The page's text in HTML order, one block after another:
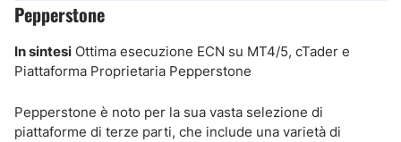
Pepperstone
In sintesi Ottima esecuzione ECN su MT4/5, cTader e
Piattaforma Proprietaria Pepperstone
Pepperstone è noto per la sua vasta selezione di
piattaforme di terze parti, che include una varietà di